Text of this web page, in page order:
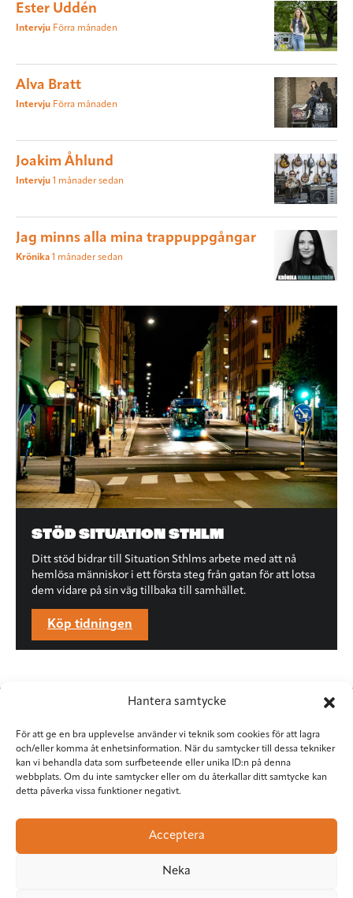
Hantera samtycke
För att ge en bra upplevelse använder vi teknik som cookies för att lagra
och/eller komma åt enhetsinformation. När du samtycker till dessa tekniker
kan vi behandla data som surfbeteende eller unika ID:n på denna
webbplats. Om du inte samtycker eller om du återkallar ditt samtycke kan
detta påverka vissa funktioner negativt.
Acceptera
Neka
Ester Uddén
Intervju Förra månaden
Alva Bratt
Intervju Förra månaden
Joakim Åhlund
Intervju 1 månader sedan
Jag minns alla mina trappuppgångar
Krönika 1 månader sedan
STÖD SITUATION STHLM
Ditt stöd bidrar till Situation Sthlms arbete med att nå
hemlösa människor i ett första steg från gatan för att lotsa
dem vidare på sin väg tillbaka till samhället.
Köp tidningen
Situation Sthlm
Torkel Knutssongatan 37
118 49 Stockholm
red@situationsthlm.se